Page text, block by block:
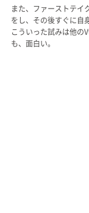
また、ファーストテイ
をし、その後すぐに自
こういった試みは他の
も、面白い。